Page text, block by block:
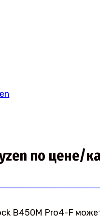
по цене/
B450M Pro4-F